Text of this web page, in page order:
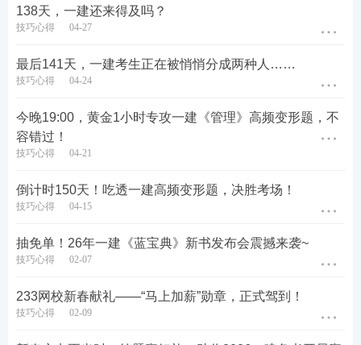
·吃透1个高频点
我们的刷题营不追求“题量第一”，只追求 “吃透高频
5月21日，正式开营刷题！
现在进群，即可免费享受为期100天的陪伴式精准刷
题服务。没有套路，纯公益，只为帮你拿下那一纸
书！
138天，一建还来得及吗？
技巧心得 04-27
最后141天，一建考生正在被悄悄分成两种人……
技巧心得 04-24
今晚19:00，黄金1小时专攻一建《管理》高频变形题，不
容错过！
技巧心得 04-21
倒计时150天！吃透一建高频变形题，决胜考场！
技巧心得 04-15
抽免单！26年一建《蓝宝典》新书发布会震撼来袭~
技巧心得 02-07
233网校新春献礼——“马上加薪”勋章，正式驾到！
技巧心得 02-09